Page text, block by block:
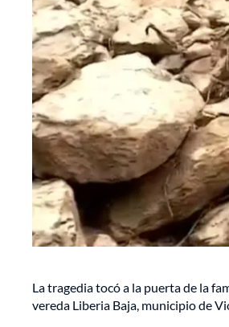
La tragedia tocó a la puerta de la
vereda Liberia Baja, municipio de